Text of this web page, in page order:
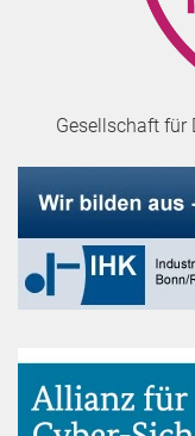
Gesellschaft für